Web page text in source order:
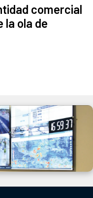
comercial
la ola de